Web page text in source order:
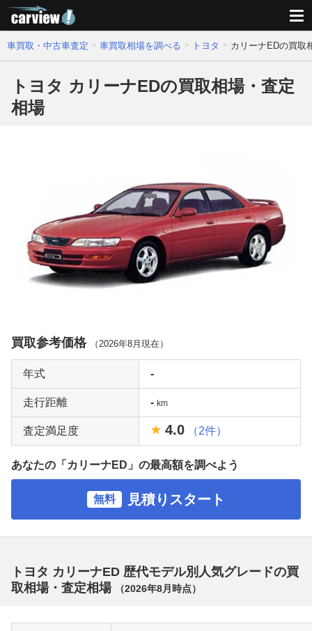
車買取・中古車査定 車買取相場を調べる トヨタ カリーナEDの買取
トヨタ カリーナEDの買取相場・査定
相場
買取参考価格 （ 2026年8月 現在）
年式 -
走行距離 - km
査定満足度 4.0 （2件）
あなたの「カリーナED」の最高額を調べよう
無料 見積りスタート
トヨタ カリーナED 歴代モデル別人気グレードの買
取相場・査定相場
（2026年8月 時点）